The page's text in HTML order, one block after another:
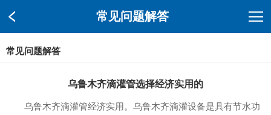
常见问题解答
常见问题解答
乌鲁木齐滴灌管选择经济实用的
乌鲁木齐滴灌管经济实用。乌鲁木齐滴灌设备是具有节水功